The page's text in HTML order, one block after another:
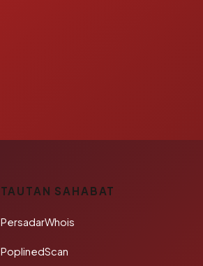
TAUTAN SAHABAT
PersadarWhois
PoplinedScan